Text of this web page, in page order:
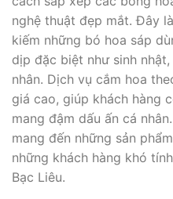
nghệ thuật đẹp mắt. Đây
kiếm những bó hoa sáp
dịp đặc biệt như sinh
nhân. Dịch vụ cắm hoa
giá cao, giúp khách hàng
mang đậm dấu ấn cá
mang đến những sản
những khách hàng khó
Bạc Liêu.